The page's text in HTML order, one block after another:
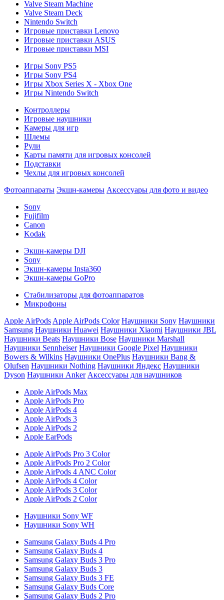
Valve Steam Machine
Valve Steam Deck
Nintendo Switch
Игровые приставки Lenovo
Игровые приставки ASUS
Игровые приставки MSI
Игры Sony PS5
Игры Sony PS4
Игры Xbox Series X - Xbox One
Игры Nintendo Switch
Контроллеры
Игровые наушники
Камеры для игр
Шлемы
Рули
Карты памяти для игровых консолей
Подставки
Чехлы для игровых консолей
Фотоаппараты Экшн-камеры Аксессуары для фото и видео
Sony
Fujifilm
Canon
Kodak
Экшн-камеры DJI
Sony
Экшн-камеры Insta360
Экшн-камеры GoPro
Стабилизаторы для фотоаппаратов
Микрофоны
Apple AirPods Apple AirPods Color Наушники Sony Наушники
Samsung Наушники Huawei Наушники Xiaomi Наушники JBL
Наушники Beats Наушники Bose Наушники Marshall
Наушники Sennheiser Наушники Google Pixel Наушники
Bowers & Wilkins Наушники OnePlus Наушники Bang &
Olufsen Наушники Nothing Наушники Яндекс Наушники
Dyson Наушники Anker Аксессуары для наушников
Apple AirPods Max
Apple AirPods Pro
Apple AirPods 4
Apple AirPods 3
Apple AirPods 2
Apple EarPods
Apple AirPods Pro 3 Color
Apple AirPods Pro 2 Color
Apple AirPods 4 ANC Color
Apple AirPods 4 Color
Apple AirPods 3 Color
Apple AirPods 2 Color
Наушники Sony WF
Наушники Sony WH
Samsung Galaxy Buds 4 Pro
Samsung Galaxy Buds 4
Samsung Galaxy Buds 3 Pro
Samsung Galaxy Buds 3
Samsung Galaxy Buds 3 FE
Samsung Galaxy Buds Core
Samsung Galaxy Buds 2 Pro